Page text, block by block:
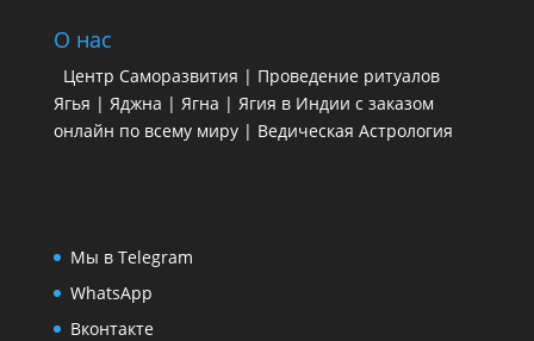
О нас
Центр Саморазвития | Проведение ритуалов
Ягья | Яджна | Ягна | Ягия в Индии с заказом
онлайн по всему миру | Ведическая Астрология
Мы в Telegram
WhatsApp
Вконтакте